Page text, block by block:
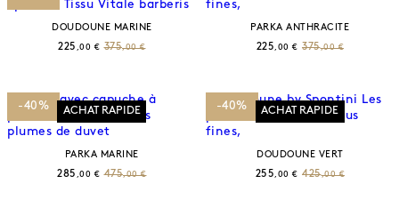
DOUDOUNE MARINE
225 ,00 € 375,00 €
PARKA ANTHRACITE
225 ,00 € 375,00 €
-40% ACHAT RAPIDE
PARKA MARINE
285 ,00 € 475,00 €
-40% ACHAT RAPIDE
DOUDOUNE VERT
255 ,00 € 425,00 €